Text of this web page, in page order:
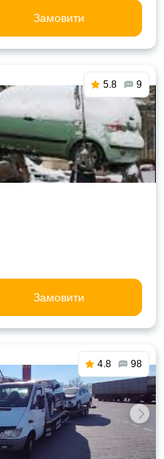
Замовити
5.8 9
Замовити
4.8 98